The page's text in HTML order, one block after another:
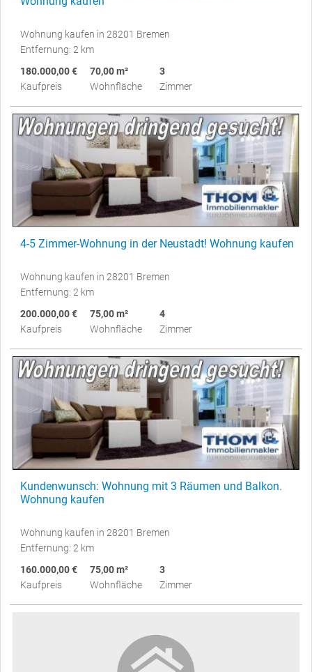
Wohnung kaufen in 28201 Bremen
Entfernung: 2 km
180.000,00 €
Kaufpreis
70,00 m²
Wohnfläche
3
Zimmer
4-5 Zimmer-Wohnung in der Neustadt! Wohnung kaufen
Wohnung kaufen in 28201 Bremen
Entfernung: 2 km
200.000,00 €
Kaufpreis
75,00 m²
Wohnfläche
4
Zimmer
Kundenwunsch: Wohnung mit 3 Räumen und Balkon.
Wohnung kaufen
Wohnung kaufen in 28201 Bremen
Entfernung: 2 km
160.000,00 €
Kaufpreis
75,00 m²
Wohnfläche
3
Zimmer